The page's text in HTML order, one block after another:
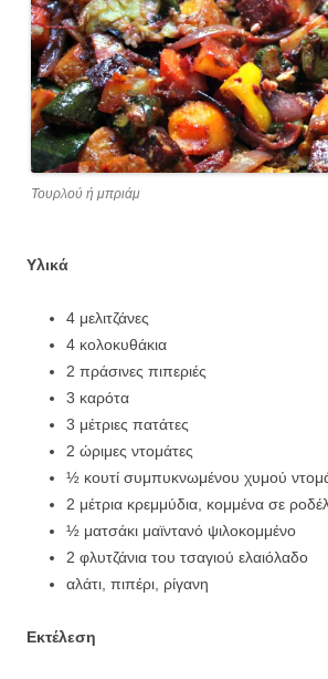
Τουρλού ή μπριάμ
Υλικά
4 μελιτζάνες
4 κολοκυθάκια
2 πράσινες πιπεριές
3 καρότα
3 μέτριες πατάτες
2 ώριμες ντομάτες
½ κουτί συμπυκνωμένου χυμού
2 μέτρια κρεμμύδια, κομμένα σε
½ ματσάκι μαϊντανό ψιλοκομμένο
2 φλυτζάνια του τσαγιού ελαιόλαδο
αλάτι, πιπέρι, ρίγανη
Εκτέλεση